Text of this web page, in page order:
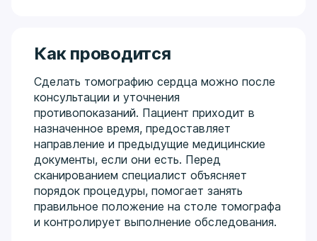
Как проводится
Сделать томографию сердца можно после
консультации и уточнения
противопоказаний. Пациент приходит в
назначенное время, предоставляет
направление и предыдущие медицинские
документы, если они есть. Перед
сканированием специалист объясняет
порядок процедуры, помогает занять
правильное положение на столе томографа
и контролирует выполнение обследования.